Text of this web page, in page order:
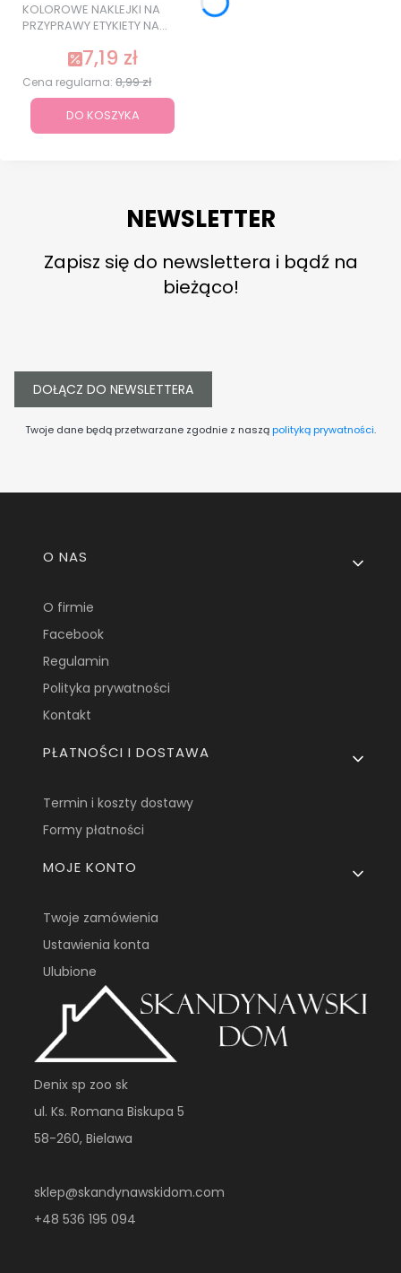
KOLOROWE NAKLEJKI NA
PRZYPRAWY ETYKIETY NA
JAKOŚĆ
7,19 zł
Cena regularna: 8,99 zł
DO KOSZYKA
NEWSLETTER
Zapisz się do newslettera i bądź na
bieżąco!
DOŁĄCZ DO NEWSLETTERA
Twoje dane będą przetwarzane zgodnie z nasząpolityką prywatności.
Linki w stopce
O NAS
O firmie
Facebook
Regulamin
Polityka prywatności
Kontakt
PŁATNOŚCI I DOSTAWA
Termin i koszty dostawy
Formy płatności
MOJE KONTO
Twoje zamówienia
Ustawienia konta
Ulubione
Denix sp zoo sk
ul. Ks. Romana Biskupa 5
58-260, Bielawa
sklep@skandynawskidom.com
+48 536 195 094